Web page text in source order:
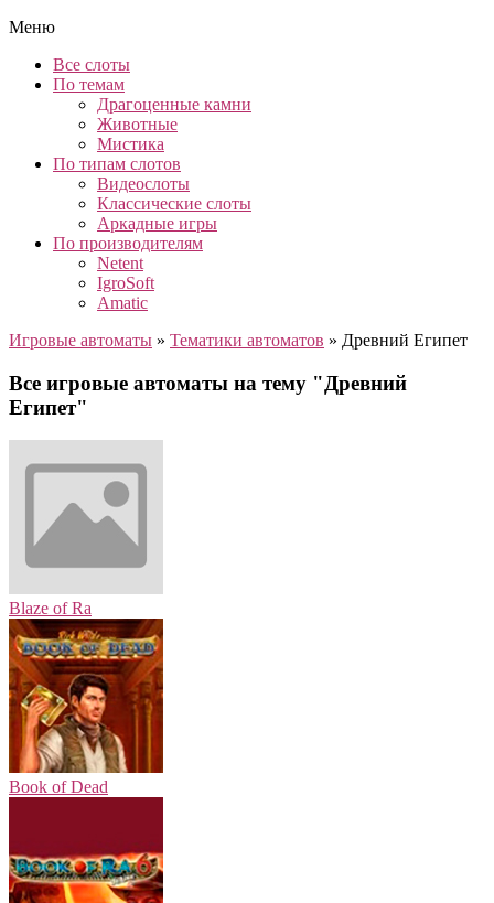
Меню
Все слоты
По темам
Драгоценные камни
Животные
Мистика
По типам слотов
Видеослоты
Классические слоты
Аркадные игры
По производителям
Netent
IgroSoft
Amatic
Игровые автоматы » Тематики автоматов » Древний Египет
Все игровые автоматы на тему "Древний
Египет"
Blaze of Ra
Book of Dead